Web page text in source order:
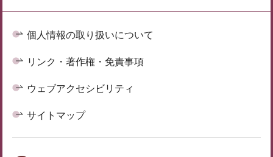
個人情報の取り扱いについて
リンク・著作権・免責事項
ウェブアクセシビリティ
サイトマップ